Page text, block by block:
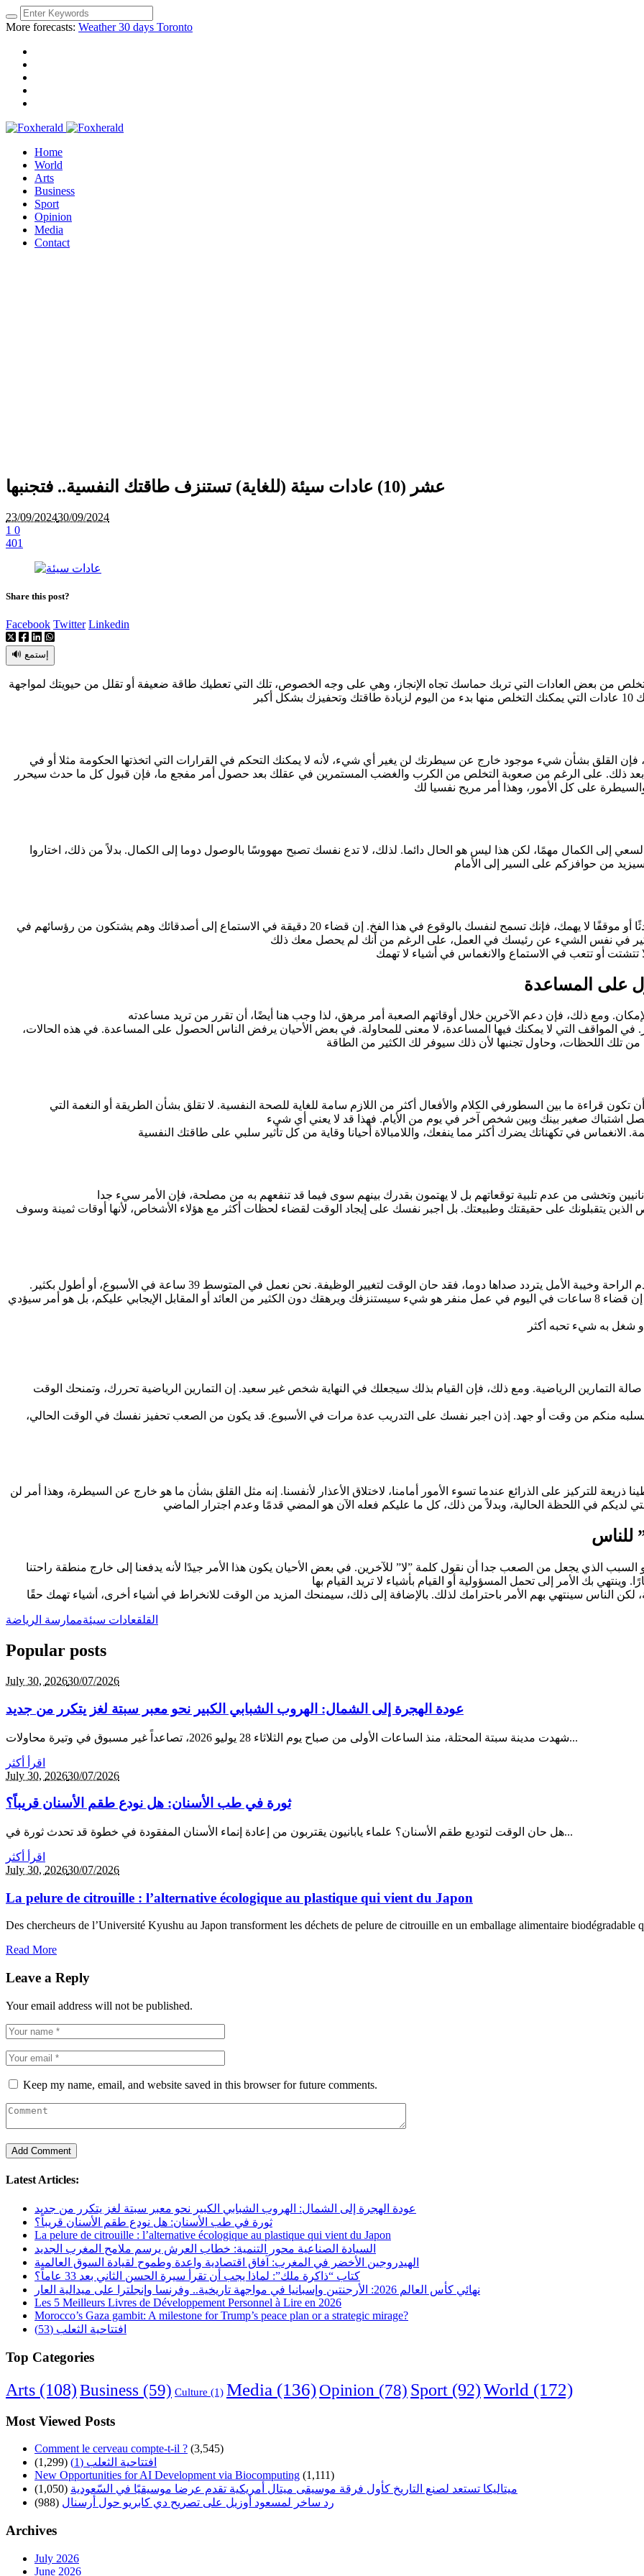
More forecasts: Weather 30 days Toronto
Home
World
Arts
Business
Sport
Opinion
Media
Contact
عشر (10) عادات سيئة (للغاية) تستنزف طاقتك النفسية.. فتجنبها
23/09/202430/09/2024
1 0
401
Share this post?
Facebook Twitter Linkedin
🔊 إستمع
من بعض العادات التي تربك حماسك تجاه الإنجاز، وهي على وجه الخصوص، تلك التي تعطيك طاقة ضعيفة أو تقلل من حيويتك لمواجهة
القلق بشأن شيء موجود خارج عن سيطرتك لن يغير أي شيء، لأنه لا يمكنك التحكم في القرارات التي اتخذتها الحكومة مثلا أو في
ذلك. على الرغم من صعوبة التخلص من الكرب والغضب المستمرين في عقلك بعد حصول أمر مفجع ما، فإن قبول كل ما حدث سيحرر
إلى الكمال مهمًا، لكن هذا ليس هو الحال دائما. لذلك، لا تدع نفسك تصبح مهووسًا بالوصول دوما إلى الكمال. بدلاً من ذلك، اختاروا
سيكون هناك دائمًا أشخاص يشتكون من شيء ما، حتى عندما يكون حدثًا أو موقفًا لا يهمك، فإنك تسمح لنفسك بالوقوع في هذا الفخ. إن قضاء 20 دقيقة في الاستماع إلى أصدقائك وهم يشتكون من رؤسائهم في
على المساعدة
في المواقف التي لا يمكنك فيها المساعدة، لا معنى للمحاولة. في بعض الأحيان يرفض الناس الحصول على المساعدة. في هذه الحالات،
قراءة ما بين السطورفي الكلام والأفعال أكثر من اللازم سامة للغاية للصحة النفسية. لا تقلق بشأن الطريقة أو النغمة التي
يتقبلونك على حقيقتك وطبيعتك. بل اجبر نفسك على إيجاد الوقت لقضاء لحظات أكثر مع هؤلاء الأشخاص، لأنها أوقات ثمينة وسوف
من المحتوم أن يكون لدينا عمل لا نستمتع به أحيانا. إذا كان الشعور بعدم الراحة وخيبة الأمل يتردد صداها دوما، فقد حان الوقت لتغيير الوظيفة. نحن نعمل في المتوسط 39 ساعة في الأسبوع، أو أطول بكثير.
لذلك، نوصي بشدة بالسعي للعثور على وظيفة تعجبكم وتروقكم أكثر. إن قضاء 8 ساعات في اليوم في عمل منفر هو شيء سيستنزفك ويرهقك دون الكثير من العائد أو المقابل الإيجابي عليكم، بل هو أمر سيؤدي
التمارين الرياضية. ومع ذلك، فإن القيام بذلك سيجعلك في النهاية شخص غير سعيد. إن التمارين الرياضية تحررك، وتمنحك الوقت
تسلبه منكم من وقت أو جهد. إذن اجبر نفسك على التدريب عدة مرات في الأسبوع. قد يكون من الصعب تحفيز نفسك في الوقت الحالي،
ذريعة للتركيز على الذرائع عندما تسوء الأمور أمامنا، لاختلاق الأعذار لأنفسنا. إنه مثل القلق بشأن ما هو خارج عن السيطرة، وهذا أمر لن
للناس
الذي يجعل من الصعب جدا أن نقول كلمة ”لا” للآخرين. في بعض الأحيان يكون هذا الأمر جيدًا لأنه يدفعنا إلى خارج منطقة راحتنا
القلقعادات سيئةممارسة الرياضة
Popular posts
July 30, 202630/07/2026
عودة الهجرة إلى الشمال: الهروب الشبابي الكبير نحو معبر سبتة لغز يتكرر من جديد
شهدت مدينة سبتة المحتلة، منذ الساعات الأولى من صباح يوم الثلاثاء 28 يوليو 2026، تصاعداً غير مسبوق في وتيرة محاولات...
اقرأ أكثر
July 30, 202630/07/2026
ثورة في طب الأسنان: هل نودع طقم الأسنان قريباً؟
هل حان الوقت لتوديع طقم الأسنان؟ علماء يابانيون يقتربون من إعادة إنماء الأسنان المفقودة في خطوة قد تحدث ثورة في...
اقرأ أكثر
July 30, 202630/07/2026
La pelure de citrouille : l’alternative écologique au plastique qui vient du Japon
Des chercheurs de l’Université Kyushu au Japon transforment les déchets de pelure de citrouille en un emballage alimentaire biodégradable
Read More
Leave a Reply
Your email address will not be published.
Keep my name, email, and website saved in this browser for future comments.
Latest Articles:
عودة الهجرة إلى الشمال: الهروب الشبابي الكبير نحو معبر سبتة لغز يتكرر من جديد
ثورة في طب الأسنان: هل نودع طقم الأسنان قريباً؟
La pelure de citrouille : l’alternative écologique au plastique qui vient du Japon
السيادة الصناعية محور التنمية: خطاب العرش يرسم ملامح المغرب الجديد
الهيدروجين الأخضر في المغرب: آفاق اقتصادية واعدة وطموح لقيادة السوق العالمية
كتاب “ذاكرة ملك”: لماذا يجب أن تقرأ سيرة الحسن الثاني بعد 33 عاماً؟
نهائي كأس العالم 2026: الأرجنتين وإسبانيا في مواجهة تاريخية.. وفرنسا وإنجلترا على ميدالية العار
Les 5 Meilleurs Livres de Développement Personnel à Lire en 2026
Morocco’s Gaza gambit: A milestone for Trump’s peace plan or a strategic mirage?
افتتاحية الثعلب (53)
Top Categories
Arts (108) Business (59) Culture (1) Media (136)Opinion (78) Sport (92)World (172)
Most Viewed Posts
Comment le cerveau compte-t-il ? (3,545)
افتتاحية الثعلب (1)
(1,299)
New Opportunities for AI Development via Biocomputing (1,111)
ميتاليكا تستعد لصنع التاريخ كأول فرقة موسيقى ميتال أمريكية تقدم عرضا موسيقيًا في السّعودية (1,050)
رد ساخر لمسعود أوزيل على تصريح دي كابريو حول أرسنال (988)
Archives
July 2026
June 2026